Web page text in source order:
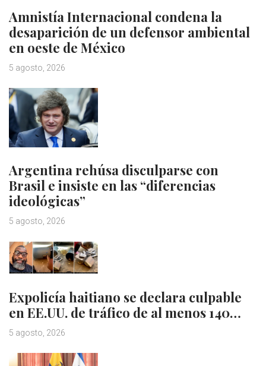
Amnistía Internacional condena la
desaparición de un defensor ambiental
en oeste de México
5 agosto, 2026
Argentina rehúsa disculparse con
Brasil e insiste en las “diferencias
ideológicas”
5 agosto, 2026
Expolicía haitiano se declara culpable
en EE.UU. de tráfico de al menos 140…
5 agosto, 2026